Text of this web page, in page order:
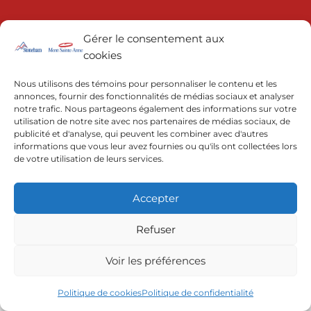
Gérer le consentement aux
cookies
Nous utilisons des témoins pour personnaliser le contenu et les
annonces, fournir des fonctionnalités de médias sociaux et analyser
notre trafic. Nous partageons également des informations sur votre
utilisation de notre site avec nos partenaires de médias sociaux, de
publicité et d'analyse, qui peuvent les combiner avec d'autres
informations que vous leur avez fournies ou qu'ils ont collectées lors
de votre utilisation de leurs services.
Accepter
Refuser
Voir les préférences
Politique de cookiesPolitique de confidentialité
© 2022 | Resorts of the Canadian Rockies